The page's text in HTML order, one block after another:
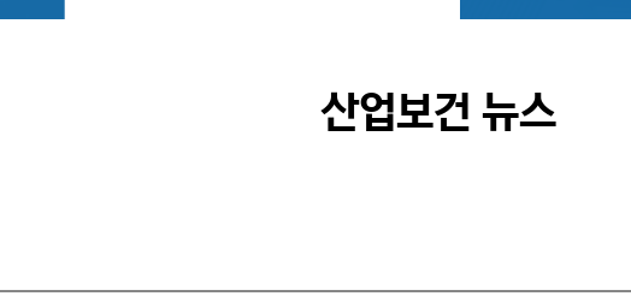
산업보건 뉴스